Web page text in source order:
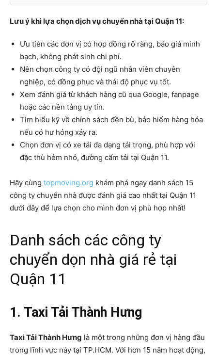
Lưu ý khi lựa chọn dịch vụ chuyển nhà tại Quận 11:
Ưu tiên các đơn vị có hợp đồng rõ ràng, báo giá minh
bạch, không phát sinh chi phí.
Nên chọn công ty có đội ngũ nhân viên chuyên
nghiệp, có đồng phục và thái độ phục vụ tốt.
Xem đánh giá từ khách hàng cũ qua Google, fanpage
hoặc các nền tảng uy tín.
Tìm hiểu kỹ về chính sách đền bù, bảo hiểm hàng hóa
nếu có hư hỏng xảy ra.
Chọn đơn vị có xe tải đa dạng tải trọng, phù hợp với
đặc thù hẻm nhỏ, đường cấm tải tại Quận 11.
Hãy cùng topmoving.org khám phá ngay danh sách 15
công ty chuyển nhà được đánh giá cao nhất tại Quận 11
dưới đây để lựa chọn cho mình đơn vị phù hợp nhất!
Danh sách các công ty
chuyển dọn nhà giá rẻ tại
Quận 11
1. Taxi Tải Thành Hưng
Taxi Tải Thành Hưng là một trong những đơn vị hàng đầu
trong lĩnh vực này tại TP.HCM. Với hơn 15 năm hoạt động,